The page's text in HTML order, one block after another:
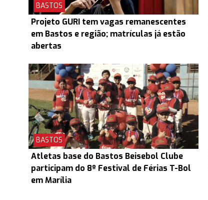
BASTOS
Projeto GURI tem vagas remanescentes
em Bastos e região; matrículas já estão
abertas
BASTOS
Atletas base do Bastos Beisebol Clube
participam do 8º Festival de Férias T-Bol
em Marília